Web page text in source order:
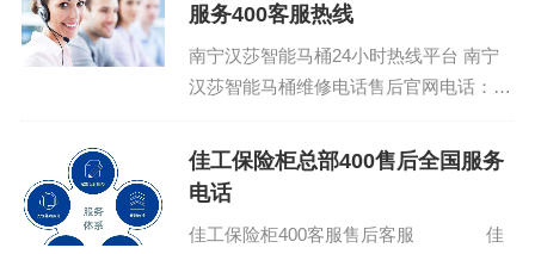
服务400客服热线
南宁汉莎智能马桶24小时热线平台 南宁
汉莎智能马桶维修电话售后官网电话：
服助手:(2...
佳工保险柜总部400售后全国服务
电话
佳工保险柜400客服售后客服 佳